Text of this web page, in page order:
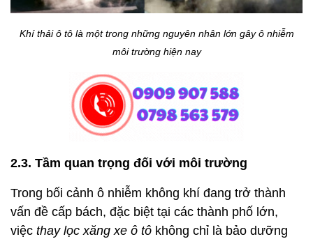
Khí thải ô tô là một trong những nguyên nhân lớn gây ô nhiễm
môi trường hiện nay
2.3. Tầm quan trọng đối với môi trường
Trong bối cảnh ô nhiễm không khí đang trở thành
vấn đề cấp bách, đặc biệt tại các thành phố lớn,
việc thay lọc xăng xe ô tô không chỉ là bảo dưỡng